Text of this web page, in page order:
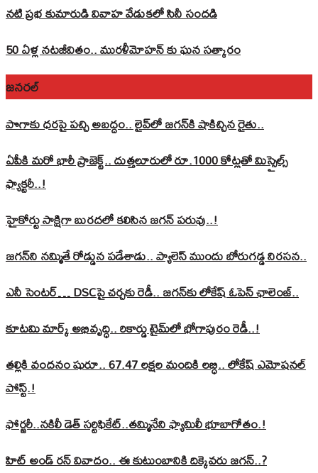
నటి ప్రభ కుమారుడి వివాహ వేడుకలో సినీ సందడి
50 ఏళ్ల నటజీవితం.. మురళీమోహన్ కు ఘన సత్కారం
జనరల్
పొగాకు ధరపై పచ్చి అబద్దం.. లైవ్‌లో జగన్‌కి షాకిచ్చిన రైతు..
ఏపీకి మరో భారీ ప్రాజెక్ట్.. దుత్తలూరులో రూ.1000 కోట్లతో మిస్సైల్స్
ఫ్యాక్టరీ..!
హైకోర్టు సాక్షిగా బురదలో కలిసిన జగన్ పరువు..!
జగన్‌ని నమ్మితే రోడ్డున పడేశాడు.. ప్యాలెస్‌ ముందు బోరుగడ్డ నిరసన..
ఎనీ సెంటర్‌… DSCపై చర్చకు రెడీ.. జగన్‌కు లోకేష్‌ ఓపెన్ ఛాలెంజ్..
కూటమి మార్క్ అభివృద్ధి.. రికార్డు టైమ్‌లో భోగాపురం రెడీ..!
తల్లికి వందనం షురూ.. 67.47 లక్షల మందికి లబ్ధి.. లోకేష్‌ ఎమోషనల్
పోస్ట్‌.!
ఫోర్జరీ..నకిలీ డెత్ సర్టిఫికేట్..తమ్మినేని ఫ్యామిలీ భూబాగోతం.!
హిట్ అండ్ రన్ వివాదం.. ఈ కుటుంబానికి దిక్కెవరు జగన్..?